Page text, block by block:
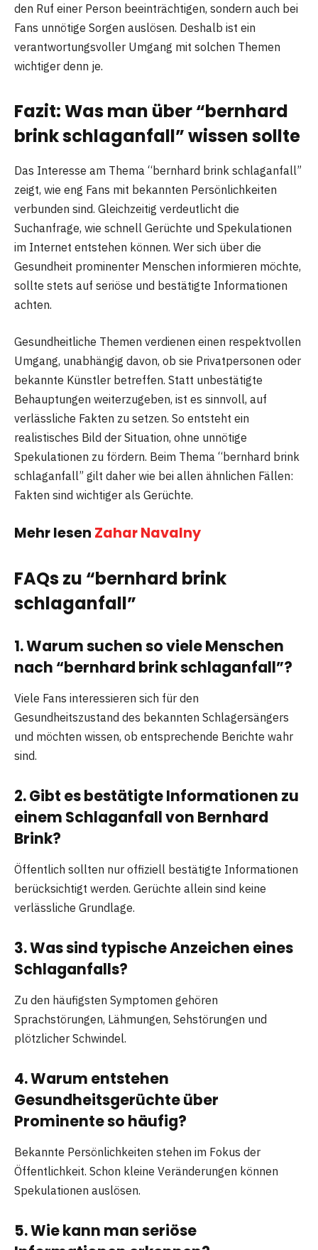
den Ruf einer Person beeinträchtigen, sondern auch bei
Fans unnötige Sorgen auslösen. Deshalb ist ein
verantwortungsvoller Umgang mit solchen Themen
wichtiger denn je.
Fazit: Was man über “bernhard
brink schlaganfall” wissen sollte
Das Interesse am Thema “bernhard brink schlaganfall”
zeigt, wie eng Fans mit bekannten Persönlichkeiten
verbunden sind. Gleichzeitig verdeutlicht die
Suchanfrage, wie schnell Gerüchte und Spekulationen
im Internet entstehen können. Wer sich über die
Gesundheit prominenter Menschen informieren möchte,
sollte stets auf seriöse und bestätigte Informationen
achten.
Gesundheitliche Themen verdienen einen respektvollen
Umgang, unabhängig davon, ob sie Privatpersonen oder
bekannte Künstler betreffen. Statt unbestätigte
Behauptungen weiterzugeben, ist es sinnvoll, auf
verlässliche Fakten zu setzen. So entsteht ein
realistisches Bild der Situation, ohne unnötige
Spekulationen zu fördern. Beim Thema “bernhard brink
schlaganfall” gilt daher wie bei allen ähnlichen Fällen:
Fakten sind wichtiger als Gerüchte.
Mehr lesen Zahar Navalny
FAQs zu “bernhard brink
schlaganfall”
1. Warum suchen so viele Menschen
nach “bernhard brink schlaganfall”?
Viele Fans interessieren sich für den
Gesundheitszustand des bekannten Schlagersängers
und möchten wissen, ob entsprechende Berichte wahr
sind.
2. Gibt es bestätigte Informationen zu
einem Schlaganfall von Bernhard
Brink?
Öffentlich sollten nur offiziell bestätigte Informationen
berücksichtigt werden. Gerüchte allein sind keine
verlässliche Grundlage.
3. Was sind typische Anzeichen eines
Schlaganfalls?
Zu den häufigsten Symptomen gehören
Sprachstörungen, Lähmungen, Sehstörungen und
plötzlicher Schwindel.
4. Warum entstehen
Gesundheitsgerüchte über
Prominente so häufig?
Bekannte Persönlichkeiten stehen im Fokus der
Öffentlichkeit. Schon kleine Veränderungen können
Spekulationen auslösen.
5. Wie kann man seriöse